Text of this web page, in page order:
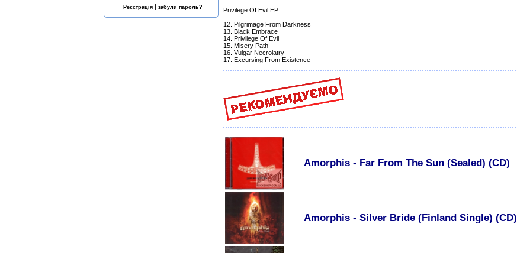
Реєстрація| забули пароль?
Privilege Of Evil EP
12. Pilgrimage From Darkness
13. Black Embrace
14. Privilege Of Evil
15. Misery Path
16. Vulgar Necrolatry
17. Excursing From Existence
Amorphis - Far From The Sun (Sealed) (CD)
Amorphis - Silver Bride (Finland Single) (CD)